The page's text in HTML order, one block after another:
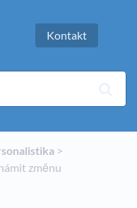
Kontakt
​ > ​
změnu